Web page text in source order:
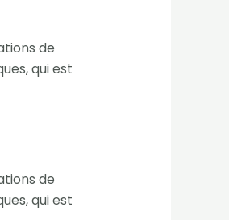
de
qui est
de
qui est